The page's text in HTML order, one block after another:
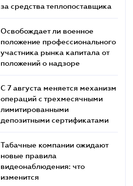
за средства теплопоставщика
Освобождает ли военное
положение профессионального
участника рынка капитала от
положений о надзоре
С 7 августа меняется механизм
операций с трехмесячными
лимитированными
депозитными сертификатами
Табачные компании ожидают
новые правила
видеонаблюдения: что
изменится